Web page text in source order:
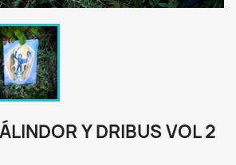
Y DRIBUS VOL 2